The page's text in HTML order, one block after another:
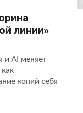
линии»
и AI меняет
копий себя